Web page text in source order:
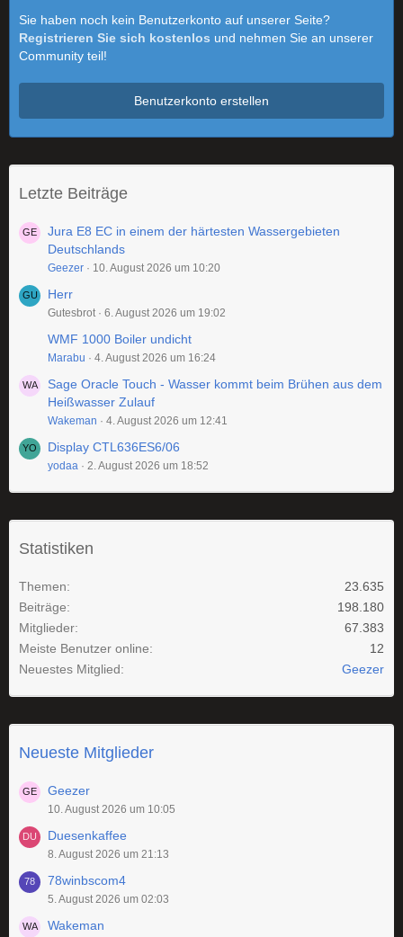
Sie haben noch kein Benutzerkonto auf unserer Seite?
Registrieren Sie sich kostenlos und nehmen Sie an unserer
Community teil!
Benutzerkonto erstellen
Letzte Beiträge
Jura E8 EC in einem der härtesten Wassergebieten
Deutschlands
Geezer 10. August 2026 um 10:20
Herr
Gutesbrot 6. August 2026 um 19:02
WMF 1000 Boiler undicht
Marabu 4. August 2026 um 16:24
Sage Oracle Touch - Wasser kommt beim Brühen aus dem
Heißwasser Zulauf
Wakeman 4. August 2026 um 12:41
Display CTL636ES6/06
yodaa 2. August 2026 um 18:52
Statistiken
Themen
23.635
Beiträge
198.180
Mitglieder
67.383
Meiste Benutzer online
12
Neuestes Mitglied
Geezer
Neueste Mitglieder
Geezer
10. August 2026 um 10:05
Duesenkaffee
8. August 2026 um 21:13
78winbscom4
5. August 2026 um 02:03
Wakeman